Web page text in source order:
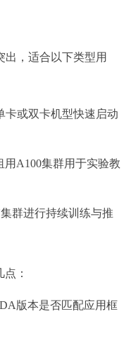
出，适合以下类型用
卡或双卡机型快速启动
A100集群用于实验教
群进行持续训练与推
：
版本是否匹配应用框